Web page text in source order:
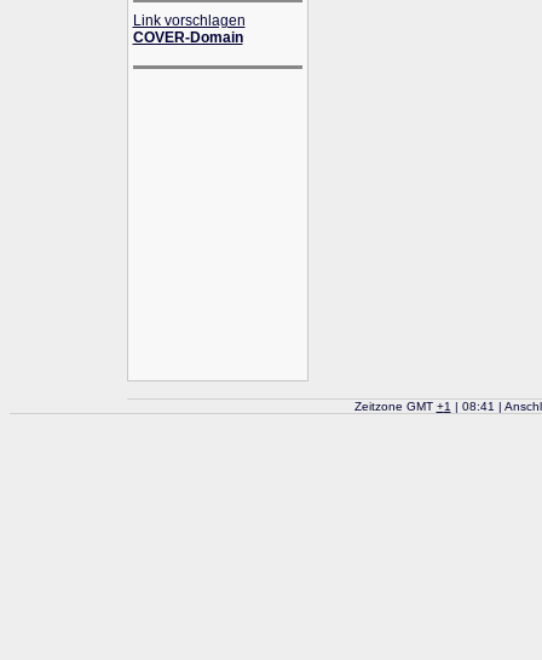
Link vorschlagen
COVER-Domain
Zeitzone GMT +1 | 08:41 |